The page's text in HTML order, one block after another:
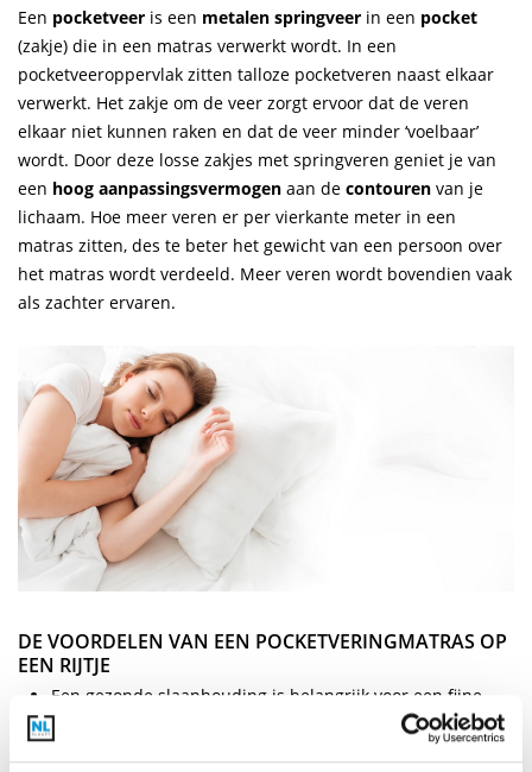
Een pocketveer is een metalen springveer in een pocket
(zakje) die in een matras verwerkt wordt. In een
pocketveeroppervlak zitten talloze pocketveren naast elkaar
verwerkt. Het zakje om de veer zorgt ervoor dat de veren
elkaar niet kunnen raken en dat de veer minder ‘voelbaar’
wordt. Door deze losse zakjes met springveren geniet je van
een hoog aanpassingsvermogen aan de contouren van je
lichaam. Hoe meer veren er per vierkante meter in een
matras zitten, des te beter het gewicht van een persoon over
het matras wordt verdeeld. Meer veren wordt bovendien vaak
als zachter ervaren.
DE VOORDELEN VAN EEN POCKETVERINGMATRAS OP
EEN RIJTJE
Een gezonde slaaphouding is belangrijk voor een fijne
nachtrust. Een pocketveringmatras zorgt ervoor dat je in
de